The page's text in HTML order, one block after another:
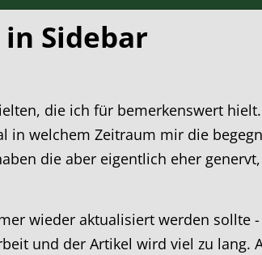
Sidebar
die ich für bemerkenswert
in welchem Zeitraum mir die
die aber eigentlich eher
wieder aktualisiert werden sollte
und der Artikel wird viel zu lang.